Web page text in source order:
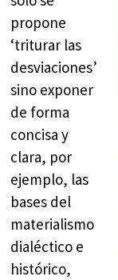
propone
‘triturar las
desviaciones’
sino exponer
de forma
concisa y
clara, por
ejemplo, las
bases del
materialismo
dialéctico e
histórico,